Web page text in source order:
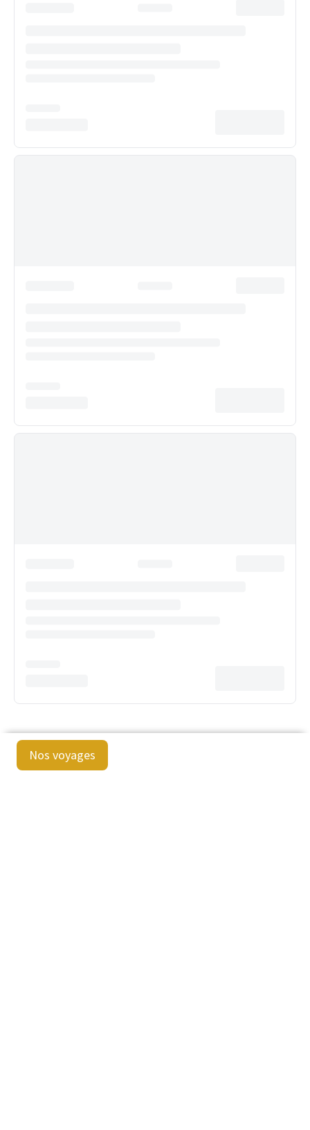
Nos voyages